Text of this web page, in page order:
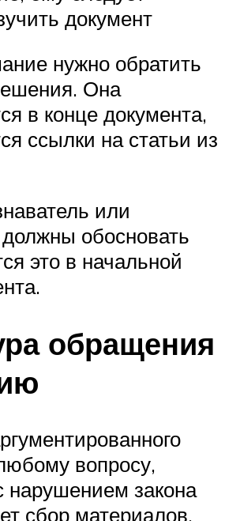
документ
нужно обратить
Она
в конце документа,
ссылки на статьи из
или
обосновать
это в начальной
обращения
вопросу,
нарушением закона
сбор материалов,